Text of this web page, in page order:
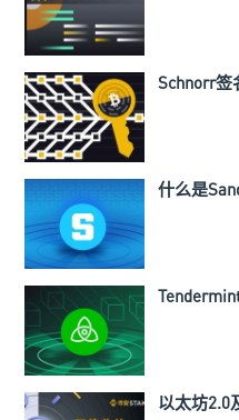
Schnorr签
什么是
以太坊2.0